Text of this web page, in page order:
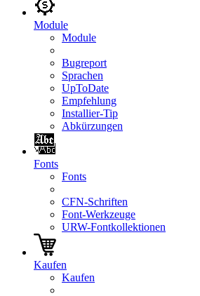
Module
Module
Bugreport
Sprachen
UpToDate
Empfehlung
Installier-Tip
Abkürzungen
Fonts
Fonts
CFN-Schriften
Font-Werkzeuge
URW-Fontkollektionen
Kaufen
Kaufen